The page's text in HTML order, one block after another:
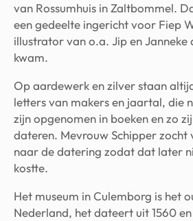
van Rossumhuis in Zaltbommel.
een gedeelte ingericht voor Fiep
illustrator van o.a. Jip en
kwam.
Op aardewerk en zilver staan
letters van makers en jaartal, die
zijn opgenomen in boeken en zo
dateren. Mevrouw Schipper zocht
naar de datering zodat dat later
kostte.
Het museum in Culemborg is het
Nederland, het dateert uit 1560